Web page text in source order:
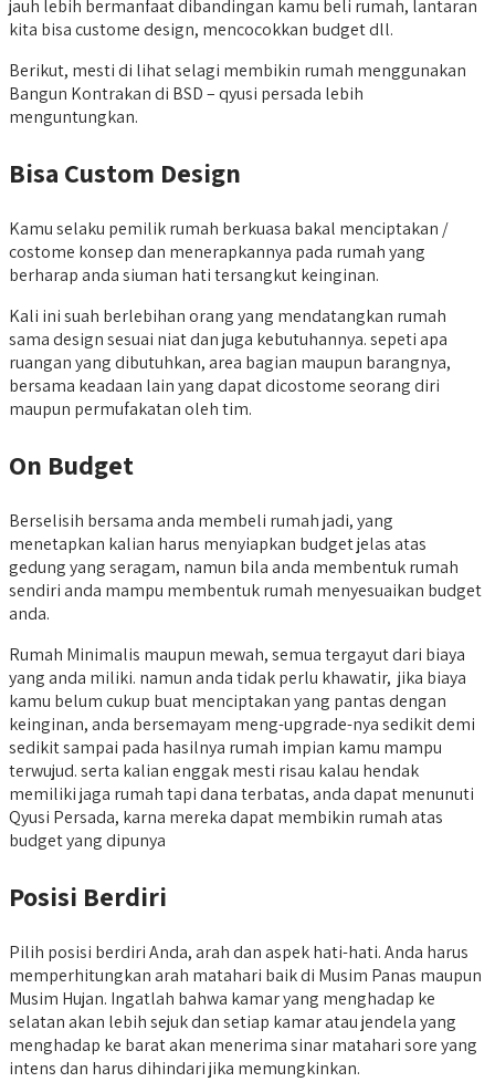
jauh lebih bermanfaat dibandingan kamu beli rumah, lantaran
kita bisa custome design, mencocokkan budget dll.
Berikut, mesti di lihat selagi membikin rumah menggunakan
Bangun Kontrakan di BSD – qyusi persada lebih
menguntungkan.
Bisa Custom Design
Kamu selaku pemilik rumah berkuasa bakal menciptakan /
costome konsep dan menerapkannya pada rumah yang
berharap anda siuman hati tersangkut keinginan.
Kali ini suah berlebihan orang yang mendatangkan rumah
sama design sesuai niat dan juga kebutuhannya. sepeti apa
ruangan yang dibutuhkan, area bagian maupun barangnya,
bersama keadaan lain yang dapat dicostome seorang diri
maupun permufakatan oleh tim.
On Budget
Berselisih bersama anda membeli rumah jadi, yang
menetapkan kalian harus menyiapkan budget jelas atas
gedung yang seragam, namun bila anda membentuk rumah
sendiri anda mampu membentuk rumah menyesuaikan budget
anda.
Rumah Minimalis maupun mewah, semua tergayut dari biaya
yang anda miliki. namun anda tidak perlu khawatir, jika biaya
kamu belum cukup buat menciptakan yang pantas dengan
keinginan, anda bersemayam meng-upgrade-nya sedikit demi
sedikit sampai pada hasilnya rumah impian kamu mampu
terwujud. serta kalian enggak mesti risau kalau hendak
memiliki jaga rumah tapi dana terbatas, anda dapat menunuti
Qyusi Persada, karna mereka dapat membikin rumah atas
budget yang dipunya
Posisi Berdiri
Pilih posisi berdiri Anda, arah dan aspek hati-hati. Anda harus
memperhitungkan arah matahari baik di Musim Panas maupun
Musim Hujan. Ingatlah bahwa kamar yang menghadap ke
selatan akan lebih sejuk dan setiap kamar atau jendela yang
menghadap ke barat akan menerima sinar matahari sore yang
intens dan harus dihindari jika memungkinkan.